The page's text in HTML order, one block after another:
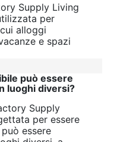
Supply Living
per
alloggi
e spazi
può essere
luoghi diversi?
Supply
per essere
essere